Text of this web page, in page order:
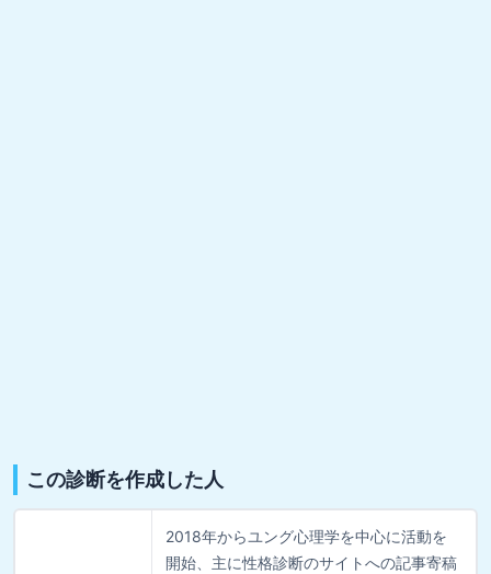
この診断を作成した人
2018年からユング心理学を中心に活動を
開始、主に性格診断のサイトへの記事寄稿